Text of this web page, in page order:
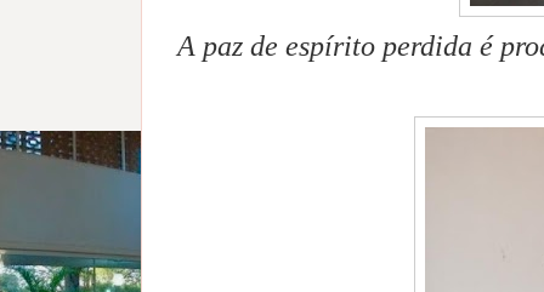
A paz de espírito perdida é